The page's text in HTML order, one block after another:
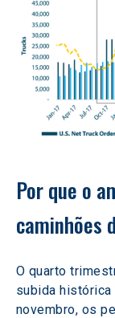
Por que o
caminhões
O quarto
subida histórica
novembro, os